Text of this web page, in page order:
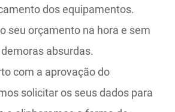
dos equipamentos.
seu orçamento na hora e sem
absurdas.
com a aprovação do
solicitar os seus dados para